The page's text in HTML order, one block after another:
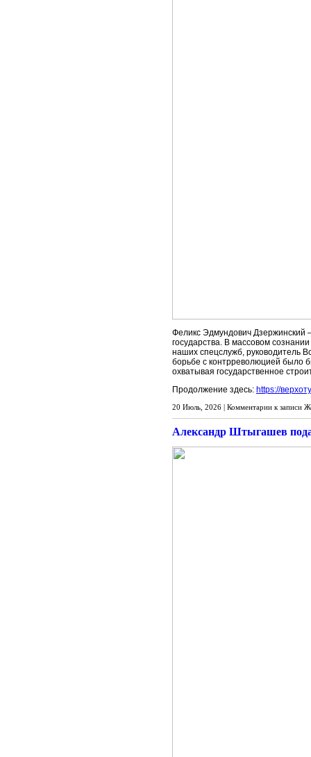
Феликс Эдмундович Дзержинский
государства. В массовом
наших спецслужб, руководитель
борьбе с контрреволюцией было
охватывая государственное
Продолжение здесь: https://
20 Июль, 2026 | Комментарии к записи
Александр Штыгашев